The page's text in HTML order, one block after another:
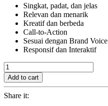
Singkat, padat, dan jelas
Relevan dan menarik
Kreatif dan berbeda
Call-to-Action
Sesuai dengan Brand Voice
Responsif dan Interaktif
Jasa
Social
Media
Copy
quantity
Add to cart
Share it: